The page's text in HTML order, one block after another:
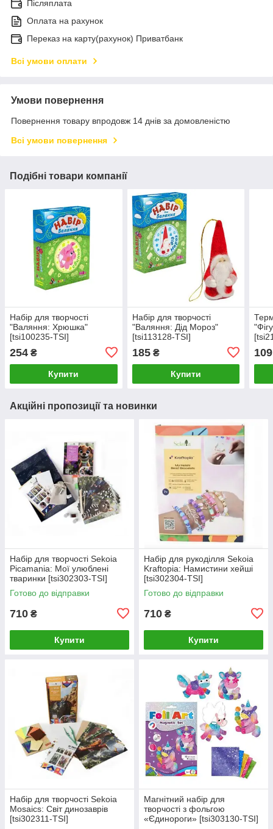
Післяплата
Оплата на рахунок
Переказ на карту(рахунок) Приватбанк
Всі умови оплати
Умови повернення
Повернення товару впродовж 14 днів за домовленістю
Всі умови повернення
Подібні товари компанії
Набір для творчості
"Валяння: Хрюшка"
[tsi100235-TSI]
254 ₴
Купити
Набір для творчості
"Валяння: Дід Мороз"
[tsi113128-TSI]
185₴
Купити
109
Акційні пропозиції та новинки
Набір для творчості Sekoia
Picamania: Мої улюблені
тваринки [tsi302303-TSI]
Готово до відправки
710 ₴
Купити
Набір для рукоділля Sekoia
Kraftopia: Намистини хейші
[tsi302304-TSI]
Готово до відправки
710 ₴
Купити
Набір для творчості Sekoia
Mosaics: Світ динозаврів
[tsi302311-TSI]
Магнітний набір для
творчості з фольгою
«Єдинороги» [tsi303130-TSI]